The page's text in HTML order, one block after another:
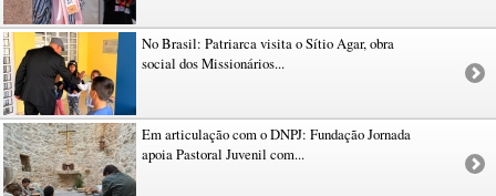
No Brasil: Patriarca visita o Sítio Agar, obra
social dos Missionários...
Em articulação com o DNPJ: Fundação Jornada
apoia Pastoral Juvenil com...